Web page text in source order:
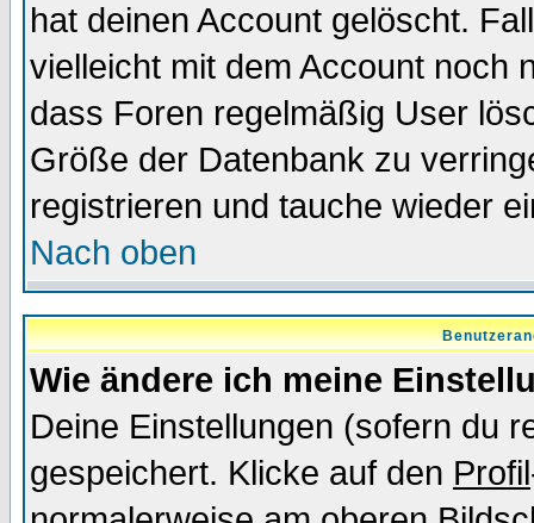
hat deinen Account gelöscht.
vielleicht mit dem Account noch
dass Foren regelmäßig User
Größe der Datenbank zu
registrieren und tauche wieder
Nach oben
Wie ändere ich meine
Deine Einstellungen (sofern du
gespeichert. Klicke auf den Profil